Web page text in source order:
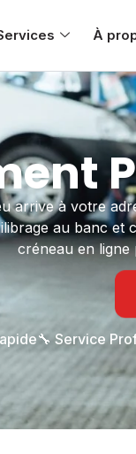
À
arrive à votre
au banc
créneau en ligne
🔧 Service